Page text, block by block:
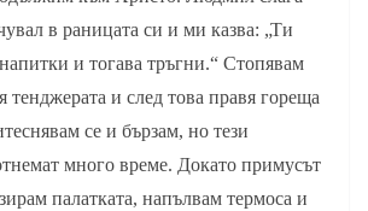
в раницата си и ми казва: „Ти
и тогава тръгни.“ Стопявам
тенджерата и след това правя гореща
се и бързам, но тези
много време. Докато примусът
палатката, напълвам термоса и